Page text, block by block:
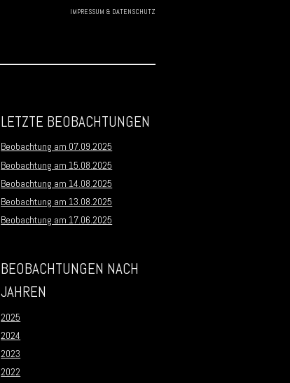
IMPRESSUM & DATENSCHUTZ
LETZTE BEOBACHTUNGEN
Beobachtung am 07.09.2025
Beobachtung am 15.08.2025
Beobachtung am 14.08.2025
Beobachtung am 13.08.2025
Beobachtung am 17.06.2025
BEOBACHTUNGEN NACH
JAHREN
2025
2024
2023
2022